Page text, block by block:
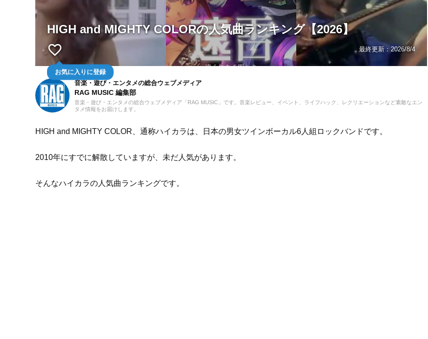
HIGH and MIGHTY COLORの人気曲ランキング【2026】
favorite_border
お気に入りに登録
最終更新：2026/8/4
音楽・遊び・エンタメの総合ウェブメディア
RAG MUSIC 編集部
音楽・遊び・エンタメの総合ウェブメディア「RAG MUSIC」です。音楽レビュー、イベント、ライフハック、レクリエーションなど素敵なエン
タメ情報をお届けします。
HIGH and MIGHTY COLOR、通称ハイカラは、日本の男女ツインボーカル6人組ロックバンドです。
2010年にすでに解散していますが、未だ人気があります。
そんなハイカラの人気曲ランキングです。